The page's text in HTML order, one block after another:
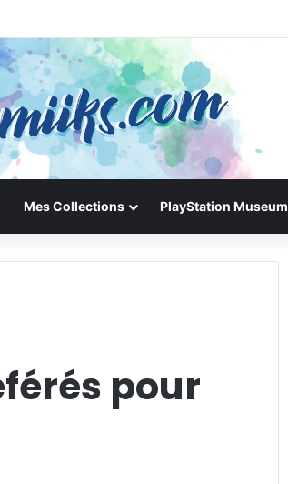
Mes Collections PlayStation Museum
pour